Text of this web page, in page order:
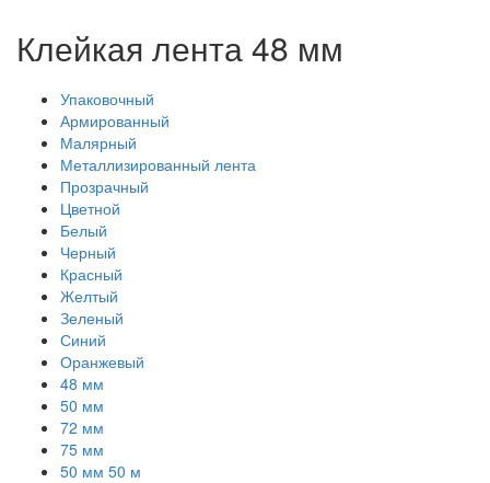
Клейкая лента 48 мм
Упаковочный
Армированный
Малярный
Металлизированный лента
Прозрачный
Цветной
Белый
Черный
Красный
Желтый
Зеленый
Синий
Оранжевый
48 мм
50 мм
72 мм
75 мм
50 мм 50 м